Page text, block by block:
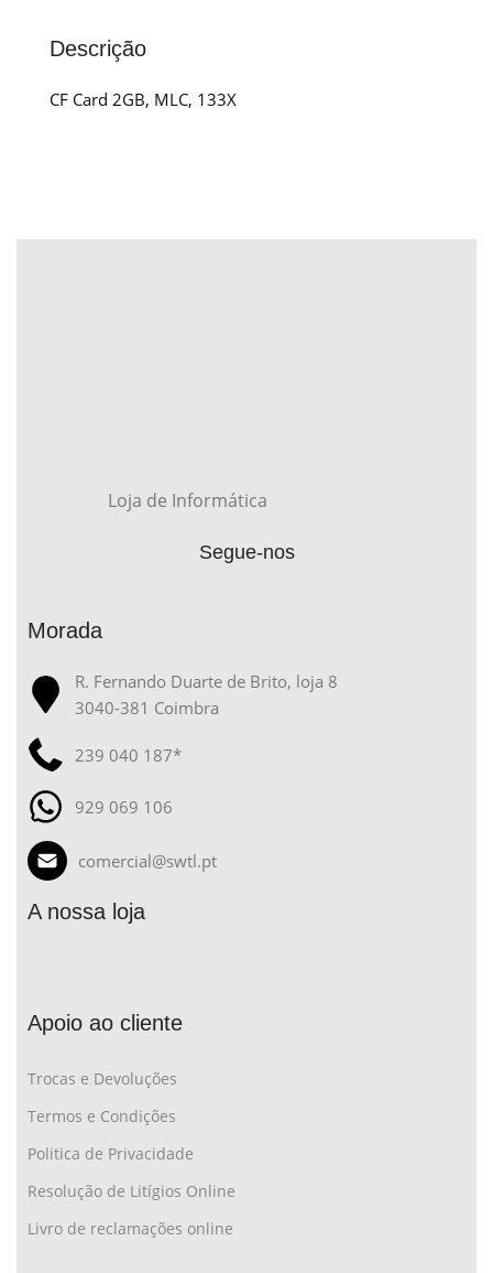
Descrição
CF Card 2GB, MLC, 133X
Loja de Informática
Segue-nos
Morada
R. Fernando Duarte de Brito, loja 8
3040-381 Coimbra
239 040 187*
929 069 106
comercial@swtl.pt
A nossa loja
Apoio ao cliente
Trocas e Devoluções
Termos e Condições
Politica de Privacidade
Resolução de Litígios Online
Livro de reclamações online